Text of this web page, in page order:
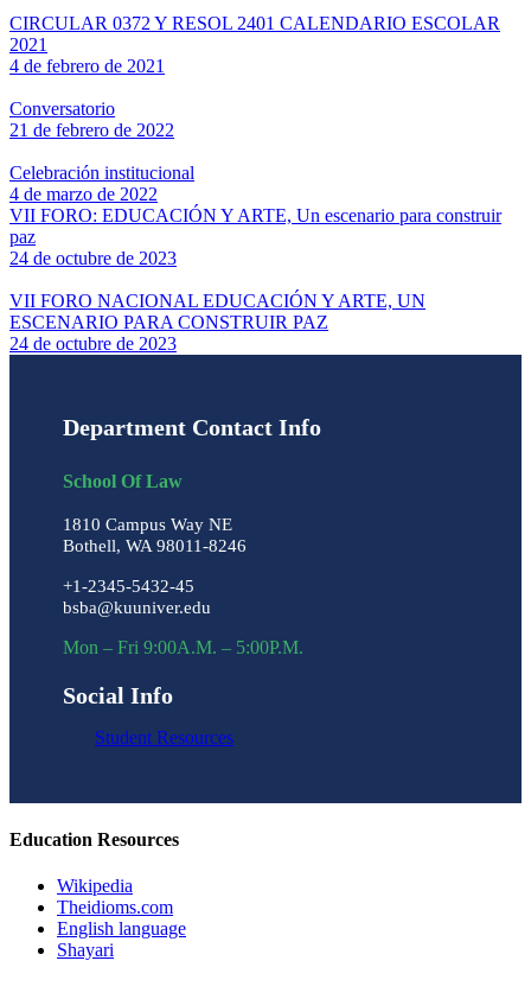
CIRCULAR 0372 Y RESOL 2401 CALENDARIO ESCOLAR
2021
4 de febrero de 2021
Conversatorio
21 de febrero de 2022
Celebración institucional
4 de marzo de 2022
VII FORO: EDUCACIÓN Y ARTE, Un escenario para construir
paz
24 de octubre de 2023
VII FORO NACIONAL EDUCACIÓN Y ARTE, UN
ESCENARIO PARA CONSTRUIR PAZ
24 de octubre de 2023
Department Contact Info
School Of Law
1810 Campus Way NE
Bothell, WA 98011-8246
+1-2345-5432-45
bsba@kuuniver.edu
Mon – Fri 9:00A.M. – 5:00P.M.
Social Info
Student Resources
Education Resources
Wikipedia
Theidioms.com
English language
Shayari